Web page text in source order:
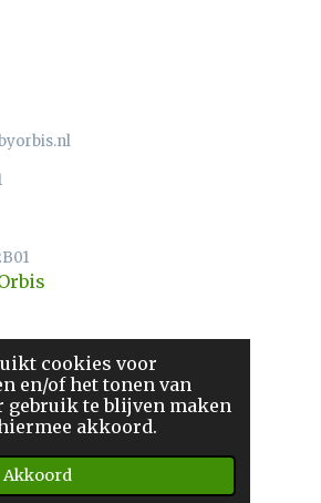
cookies voor
en/of het tonen van
gebruik te blijven maken
akkoord.
Akkoord